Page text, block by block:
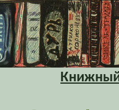
Книжный